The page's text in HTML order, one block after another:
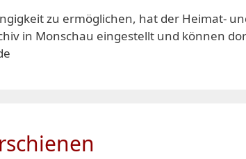
zu ermöglichen, hat der Heimat-
in Monschau eingestellt und können